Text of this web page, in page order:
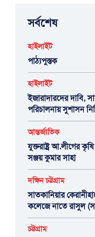
সর্বশেষ
হাইলাইট
পাঠ্যপুস্তক
হাইলাইট
ইজারাদারদের দাবি,
পরিচালনায় সুশাসন
আন্তর্জাতিক
যুক্তরাষ্ট্র আ.লীগের
সঞ্জয় কুমার সাহা
দক্ষিন চট্টগ্রাম
সাতকানিয়ার
কলেজে নাতে রাসুল
চট্টগ্রাম